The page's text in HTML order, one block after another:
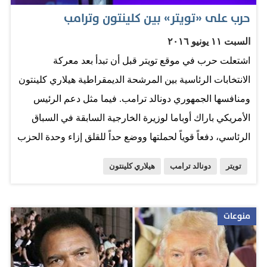
«يجب ألا يسمح لمن لهم صلات محتملة بالإرهاب الذين يمنعون
الحظر على الأسلحة الهجومية، اجعلوا استخدام الإرهابيين هذه
الأسلحة لقتلنا أصعب». وقال أوباما…
حرب على «تويتر» بين كلينتون وترامب
السبت ١١ يونيو ٢٠١٦
اشتعلت حرب في موقع تويتر قبل أن تبدأ بعد معركة
الانتخابات الرئاسية بين المرشحة الديمقراطية هيلاري كلينتون
ومنافسها الجمهوري دونالد ترامب. فيما مثل دعم الرئيس
الأمريكي باراك أوباما لوزيرة الخارجية السابقة في السباق
الرئاسي، دفعاً قوياً لحملتها ووضع حداً للقلق إزاء وحدة الحزب
نوفمبر/‏تشرين الثاني- إنها تتشرف بدعمه لها وإنها «مفعمة
بالحماس ومستعدة للانطلاق.» وانتهز ترامب -الذي استخدم
«تويتر» بشكل مكثف أثناء حملته لنيل ترشيح الحزب
تويتر دونالد ترامب هيلاري كلينتون
منوعات